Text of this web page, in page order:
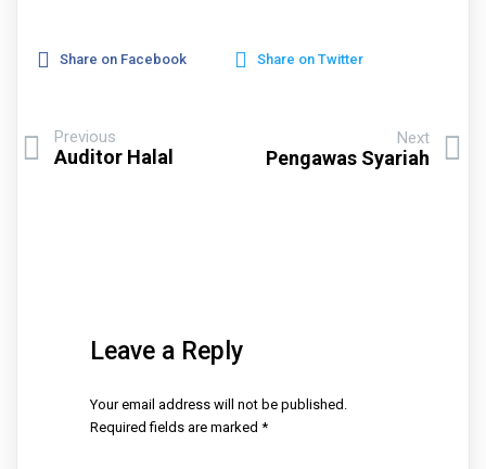
Share on Facebook Share on Twitter
Previous
Auditor Halal
Next
Pengawas Syariah
Leave a Reply
Your email address will not be published.
Required fields are marked *